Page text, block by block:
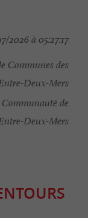
2026 à 05:27:17
Communes des
Deux-Mers
de
Deux-Mers